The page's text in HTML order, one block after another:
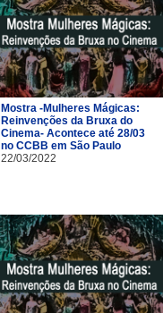
Mostra -Mulheres Mágicas:
Reinvenções da Bruxa do
Cinema- Acontece até 28/03
no CCBB em São Paulo
22/03/2022